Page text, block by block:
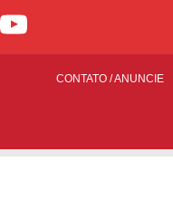
CONTATO /ANUNCIE